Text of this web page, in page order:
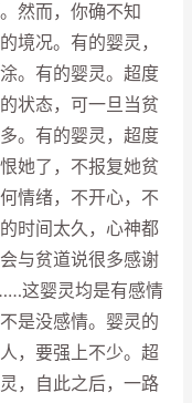
然而，你确不知
境况。有的婴灵，
。有的婴灵。超度
状态，可一旦当贫
。有的婴灵，超度
她了，不报复她贫
情绪，不开心，不
时间太久，心神都
与贫道说很多感谢
这婴灵均是有感情
是没感情。婴灵的
，要强上不少。超
，自此之后，一路